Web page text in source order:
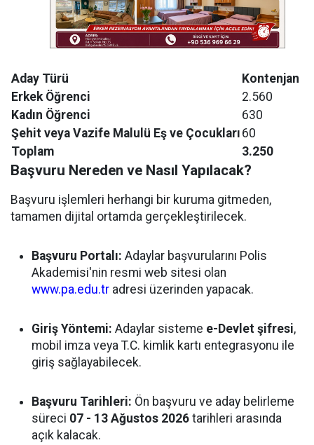
Aday Türü
Kontenjan
Erkek Öğrenci
2.560
Kadın Öğrenci
630
Şehit veya Vazife Malulü Eş ve Çocukları 60
Toplam
3.250
Başvuru Nereden ve Nasıl Yapılacak?
Başvuru işlemleri herhangi bir kuruma gitmeden,
tamamen dijital ortamda gerçekleştirilecek.
Başvuru Portalı: Adaylar başvurularını Polis
Akademisi'nin resmi web sitesi olan
www.pa.edu.tr adresi üzerinden yapacak.
Giriş Yöntemi: Adaylar sisteme e-Devlet şifresi,
mobil imza veya T.C. kimlik kartı entegrasyonu ile
giriş sağlayabilecek.
Başvuru Tarihleri: Ön başvuru ve aday belirleme
süreci 07 - 13 Ağustos 2026 tarihleri arasında
açık kalacak.